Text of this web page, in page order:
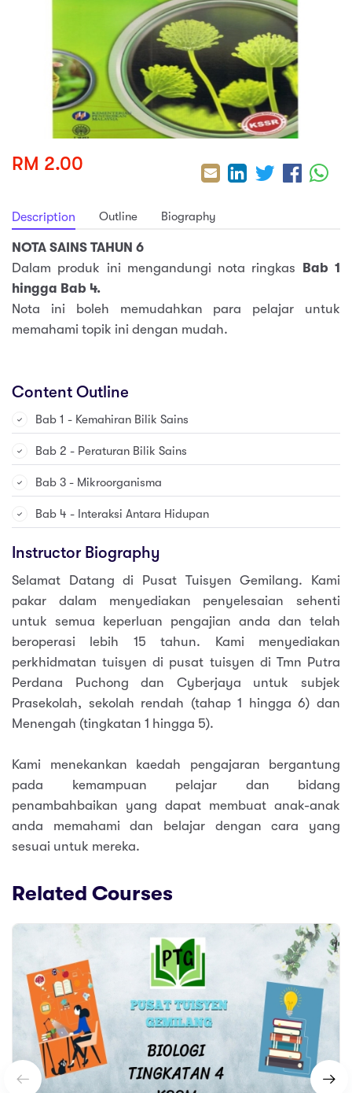
& Spirituality
RM 2.00
Description Outline Biography
NOTA SAINS TAHUN 6
Dalam produk ini mengandungi nota ringkas Bab 1
hingga Bab 4.
Nota ini boleh memudahkan para pelajar untuk
memahami topik ini dengan mudah.
Content Outline
Bab 1 - Kemahiran Bilik Sains
Bab 2 - Peraturan Bilik Sains
Bab 3 - Mikroorganisma
Bab 4 - Interaksi Antara Hidupan
Instructor Biography
Selamat Datang di Pusat Tuisyen Gemilang. Kami
pakar dalam menyediakan penyelesaian sehenti
untuk semua keperluan pengajian anda dan telah
beroperasi lebih 15 tahun. Kami menyediakan
perkhidmatan tuisyen di pusat tuisyen di Tmn Putra
Perdana Puchong dan Cyberjaya untuk subjek
Prasekolah, sekolah rendah (tahap 1 hingga 6) dan
Menengah (tingkatan 1 hingga 5).
Kami menekankan kaedah pengajaran bergantung
pada kemampuan pelajar dan bidang
penambahbaikan yang dapat membuat anak-anak
anda memahami dan belajar dengan cara yang
sesuai untuk mereka.
Related Courses